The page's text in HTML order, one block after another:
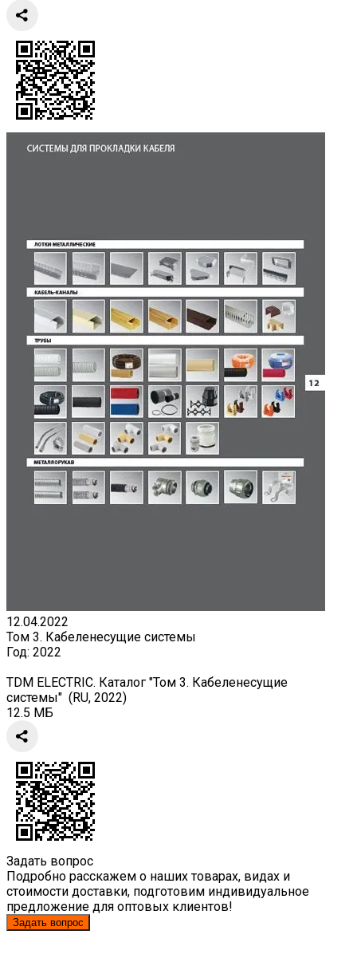
12.04.2022
Том 3. Кабеленесущие системы
Год: 2022
TDM ELECTRIC. Каталог "Том 3. Кабеленесущие
системы" (RU, 2022)
12.5 МБ
Задать вопрос
Подробно расскажем о наших товарах, видах и
стоимости доставки, подготовим индивидуальное
предложение для оптовых клиентов!
Задать вопрос